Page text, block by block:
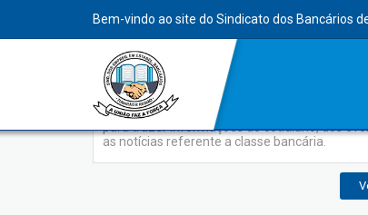
Bem-vindo ao site do Sindicato dos Bancários
Jornal Sindicato
O Jornal do Sindicato dos Bancários foi
para trazer informações do cotidiano, dos
as notícias referente a classe bancária.